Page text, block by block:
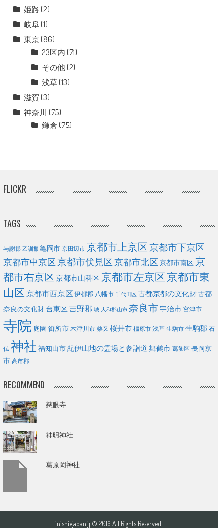
姫路 (2)
岐阜(1)
東京(86)
23区内 (71)
その他(2)
浅草(13)
滋賀 (3)
神奈川 (75)
鎌倉 (75)
FLICKR
TAGS
与謝郡 乙訓郡 亀岡市 京田辺市 京都市上京区京都市下京区
京都市中京区京都市伏見区京都市北区 京都市南区 京
都市右京区 京都市山科区 京都市左京区京都市東
山区京都市西京区 伊都郡 八幡市 千代田区 古都京都の文化財古都
奈良の文化財 台東区 吉野郡 城 大和郡山市 奈良市宇治市 宮津市
寺院 庭園 御所市 木津川市 柴又 桜井市 橿原市 浅草 生駒市 生駒郡 石
仏 神社 福知山市紀伊山地の霊場と参詣道 舞鶴市 葛飾区 長岡京
市 高市郡
RECOMMEND
慈眼寺
神明神社
葛原岡神社
inishiejapan.jp© 2016 All Rights Reserved.